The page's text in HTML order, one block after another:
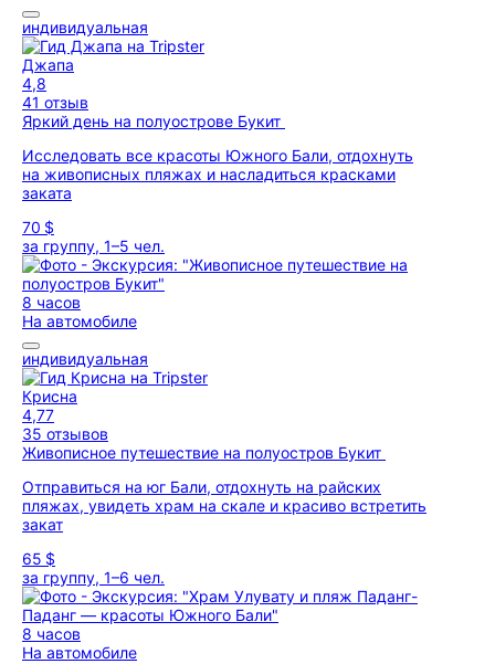
индивидуальная
Джапа
4,8
41 отзыв
Яркий день на полуострове Букит
Исследовать все красоты Южного Бали, отдохнуть
на живописных пляжах и насладиться красками
заката
70 $
за группу, 1–5 чел.
8 часов
На автомобиле
индивидуальная
Крисна
4,77
35 отзывов
Живописное путешествие на полуостров Букит
Отправиться на юг Бали, отдохнуть на райских
пляжах, увидеть храм на скале и красиво встретить
закат
65 $
за группу, 1–6 чел.
8 часов
На автомобиле